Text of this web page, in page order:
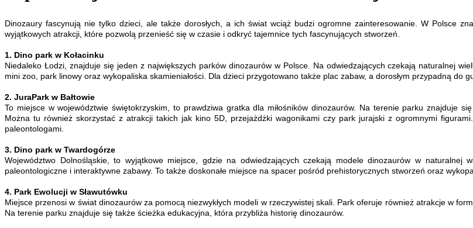
Dinozaury fascynują nie tylko dzieci, ale także dorosłych, a ich świat wciąż budzi ogromne zainteresowanie. W Polsce
wyjątkowych atrakcji, które pozwolą przenieść się w czasie i odkryć tajemnice tych fascynujących stworzeń.
1. Dino park w Kołacinku
Niedaleko Łodzi, znajduje się jeden z największych parków dinozaurów w Polsce. Na odwiedzających czekają naturalnej
mini zoo, park linowy oraz wykopaliska skamieniałości. Dla dzieci przygotowano także plac zabaw, a dorosłym przypadną do
2. JuraPark w Bałtowie
To miejsce w województwie świętokrzyskim, to prawdziwa gratka dla miłośników dinozaurów. Na terenie parku znajduje
Można tu również skorzystać z atrakcji takich jak kino 5D, przejażdżki wagonikami czy park jurajski z ogromnymi
paleontologami.
3. Dino park w Twardogórze
Województwo Dolnośląskie, to wyjątkowe miejsce, gdzie na odwiedzających czekają modele dinozaurów w
paleontologiczne i interaktywne zabawy. To także doskonałe miejsce na spacer pośród prehistorycznych stworzeń oraz
4. Park Ewolucji w Sławutówku
Miejsce przenosi w świat dinozaurów za pomocą niezwykłych modeli w rzeczywistej skali. Park oferuje również atrakcje w
Na terenie parku znajduje się także ścieżka edukacyjna, która przybliża historię dinozaurów.